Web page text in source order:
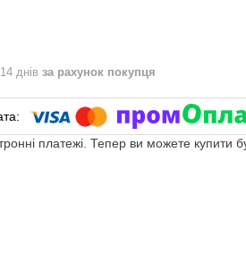
днів за рахунок покупця
платежі. Тепер ви можете купити